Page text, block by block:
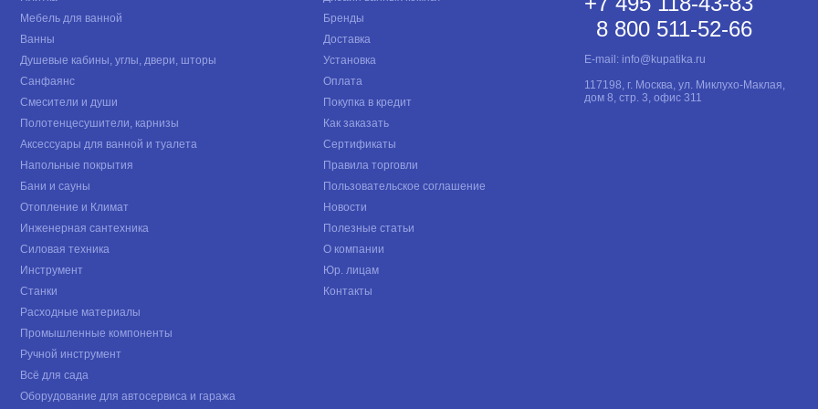
Мебель для ванной
Ванны
Душевые кабины, углы, двери, шторы
Санфаянс
Смесители и души
Полотенцесушители, карнизы
Аксессуары для ванной и туалета
Напольные покрытия
Бани и сауны
Отопление и Климат
Инженерная сантехника
Силовая техника
Инструмент
Станки
Расходные материалы
Промышленные компоненты
Ручной инструмент
Всё для сада
Оборудование для автосервиса и гаража
Бренды
Доставка
Установка
Оплата
Покупка в кредит
Как заказать
Сертификаты
Правила торговли
Пользовательское соглашение
Новости
Полезные статьи
О компании
Юр. лицам
Контакты
8 800 511-52-66
E-mail: info@kupatika.ru
117198, г. Москва, ул. Миклухо-Маклая,
дом 8, стр. 3, офис 311